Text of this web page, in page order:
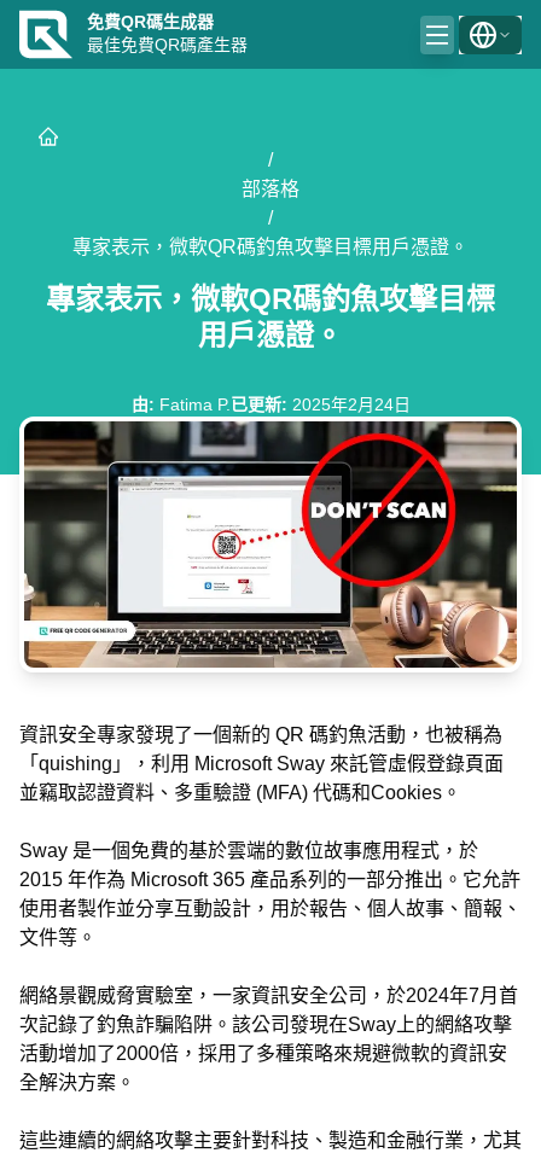
免費QR碼生成器
最佳免費QR碼產生器
/
部落格
/
專家表示，微軟QR碼釣魚攻擊目標用戶憑證。
專家表示，微軟QR碼釣魚攻擊目標
用戶憑證。
由: Fatima P.已更新: 2025年2月24日
資訊安全專家發現了一個新的 QR 碼釣魚活動，也被稱為
「quishing」，利用 Microsoft Sway 來託管虛假登錄頁面
並竊取認證資料、多重驗證 (MFA) 代碼和Cookies。
Sway 是一個免費的基於雲端的數位故事應用程式，於
2015 年作為 Microsoft 365 產品系列的一部分推出。它允許
使用者製作並分享互動設計，用於報告、個人故事、簡報、
文件等。
網絡景觀威脅實驗室，一家資訊安全公司，於2024年7月首
次記錄了釣魚詐騙陷阱。該公司發現在Sway上的網絡攻擊
活動增加了2000倍，採用了多種策略來規避微軟的資訊安
全解決方案。
這些連續的網絡攻擊主要針對科技、製造和金融行業，尤其